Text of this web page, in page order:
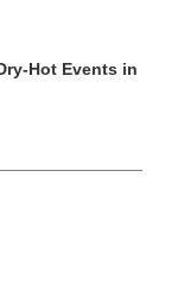
Hot Events in